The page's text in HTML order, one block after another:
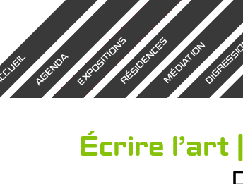
AGENDAEXPOSITIONSRÉSIDENCESMÉDIATION
Écrire l’art